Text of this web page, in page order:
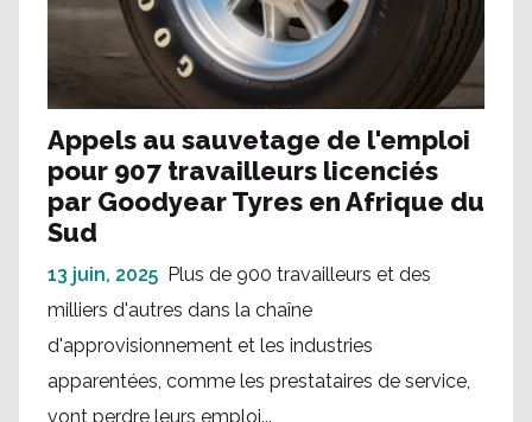
Appels au sauvetage de l'emploi
pour 907 travailleurs licenciés
par Goodyear Tyres en Afrique du
Sud
13 juin, 2025 Plus de 900 travailleurs et des
milliers d'autres dans la chaîne
d'approvisionnement et les industries
apparentées, comme les prestataires de service,
vont perdre leurs emploi...